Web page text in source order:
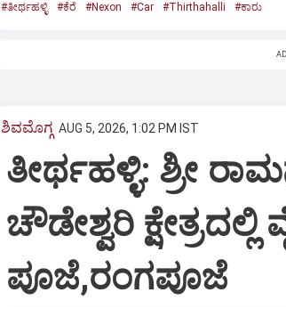
#ತೀರ್ಥಹಳ್ಳಿ #ಕೆರೆ #Nexon #Car #Thirthahalli #ಕಾರು
ಶಿವಮೊಗ್ಗ AUG 5, 2026, 1:02 PM IST
ತೀರ್ಥಹಳ್ಳಿ: ಶ್ರೀ
ಚೌಡೇಶ್ವರಿ
ಪೂಜೆ,ರಂಗಪೂಜೆ